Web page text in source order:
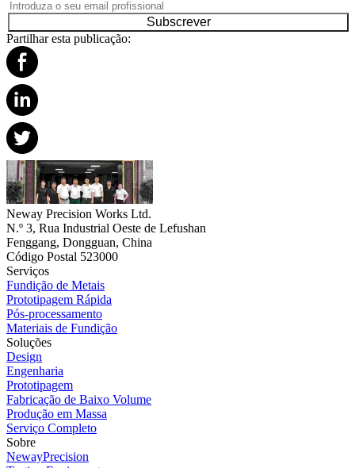
Subscrever
Partilhar esta publicação:
Neway Precision Works Ltd.
N.º 3, Rua Industrial Oeste de Lefushan
Fenggang, Dongguan, China
Código Postal 523000
Serviços
Fundição de Metais
Prototipagem Rápida
Pós-processamento
Materiais de Fundição
Soluções
Design
Engenharia
Prototipagem
Fabricação de Baixo Volume
Produção em Massa
Serviço Completo
Sobre
NewayPrecision